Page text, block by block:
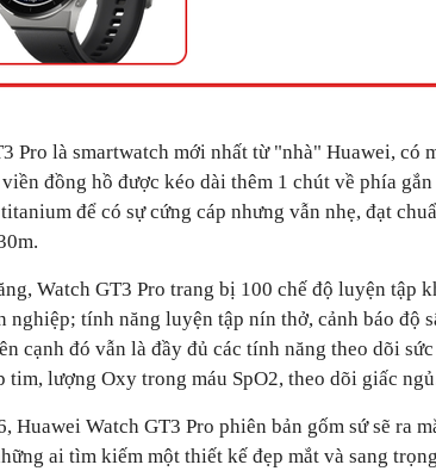
Pro là smartwatch mới nhất từ "nhà" Huawei, có
đồng hồ được kéo dài thêm 1 chút về phía
để có sự cứng cáp nhưng vẫn nhẹ, đạt
Watch GT3 Pro trang bị 100 chế độ luyện tập
nghiệp; tính năng luyện tập nín thở, cảnh báo độ
cạnh đó vẫn là đầy đủ các tính năng theo dõi
tim, lượng Oxy trong máu SpO2, theo dõi giấc
Huawei Watch GT3 Pro phiên bản gốm sứ sẽ ra
ai tìm kiếm một thiết kế đẹp mắt và sang